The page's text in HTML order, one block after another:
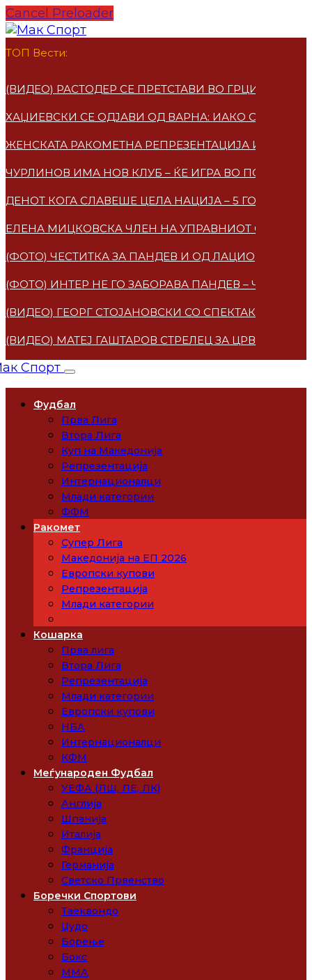
Cancel Preloader
ТОП Вести:
(ВИДЕО) РАСТОДЕР СЕ ПРЕТСТАВИ ВО ГРЦИЈА –
ХАЏИЕВСКИ СЕ ОДЈАВИ ОД ВАРНА: ИАКО СУМ
ЖЕНСКАТА РАКОМЕТНА РЕПРЕЗЕНТАЦИЈА ИМАА
ЧУРЛИНОВ ИМА НОВ КЛУБ – ЌЕ ИГРА ВО ПОЛСКА
ДЕНОТ КОГА СЛАВЕШЕ ЦЕЛА НАЦИЈА – 5 ГОДИНИ
ЕЛЕНА МИЦКОВСКA ЧЛЕН НА УПРАВНИОТ ОДБОР
(ФОТО) ЧЕСТИТКА ЗА ПАНДЕВ И ОД ЛАЦИО
(ФОТО) ИНТЕР НЕ ГО ЗАБОРАВА ПАНДЕВ –
(ВИДЕО) ГЕОРГ СТОЈАНОВСКИ СО СПЕКТАКУЛАРЕН
(ВИДЕО) МАТЕЈ ГАШТАРОВ СТРЕЛЕЦ ЗА ЦРВЕНА
Фудбал
Прва Лига
Втора Лига
Куп на Македонија
Репрезентација
Интернационалци
Млади категории
ФФМ
Ракомет
Супер Лига
Македонија на ЕП 2026
Европски купови
Репрезентација
Млади категории
Кошарка
Прва лига
Втора Лига
Репрезентација
Млади категории
Европски купови
НБА
Интернационалци
КФМ
Меѓународен Фудбал
УЕФА (ЛШ, ЛЕ, ЛК)
Англија
Шпанија
Италија
Франција
Германија
Светско Првенство
Боречки Спортови
Таеквондо
Џудо
Борење
Бокс
ММА